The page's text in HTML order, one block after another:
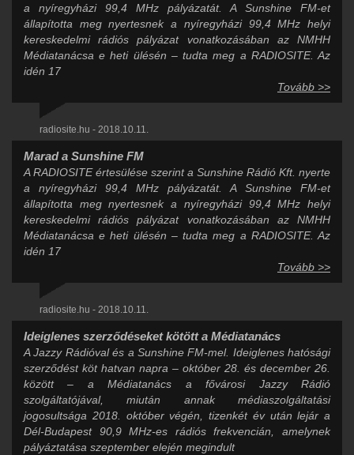
a nyíregyházi 99,4 MHz pályázatát. A Sunshine FM-et
állapította meg nyertesnek a nyíregyházi 99,4 MHz helyi
kereskedelmi rádiós pályázat vonatkozásában az NMHH
Médiatanácsa e heti ülésén – tudta meg a RADIOSITE. Az
idén 17
Tovább >>
radiosite.hu - 2018.10.11.
Marad a Sunshine FM
A RADIOSITE értesülése szerint a Sunshine Rádió Kft. nyerte
a nyíregyházi 99,4 MHz pályázatát. A Sunshine FM-et
állapította meg nyertesnek a nyíregyházi 99,4 MHz helyi
kereskedelmi rádiós pályázat vonatkozásában az NMHH
Médiatanácsa e heti ülésén – tudta meg a RADIOSITE. Az
idén 17
Tovább >>
radiosite.hu - 2018.10.11.
Ideiglenes szerződéseket kötött a Médiatanács
A Jazzy Rádióval és a Sunshine FM-mel. Ideiglenes hatósági
szerződést köt hatvan napra – október 28. és december 26.
között – a Médiatanács a fővárosi Jazzy Rádió
szolgáltatójával, miután annak médiaszolgáltatási
jogosultsága 2018. október végén, tizenkét év után lejár a
Dél-Budapest 90,9 MHz-es rádiós frekvencián, amelynek
pályáztatása szeptember elején megindult